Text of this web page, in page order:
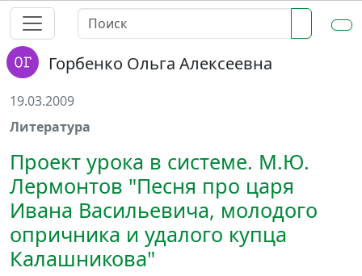
Горбенко Ольга Алексеевна
19.03.2009
Литература
Проект урока в системе. М.Ю.
Лермонтов "Песня про царя
Ивана Васильевича, молодого
опричника и удалого купца
Калашникова"